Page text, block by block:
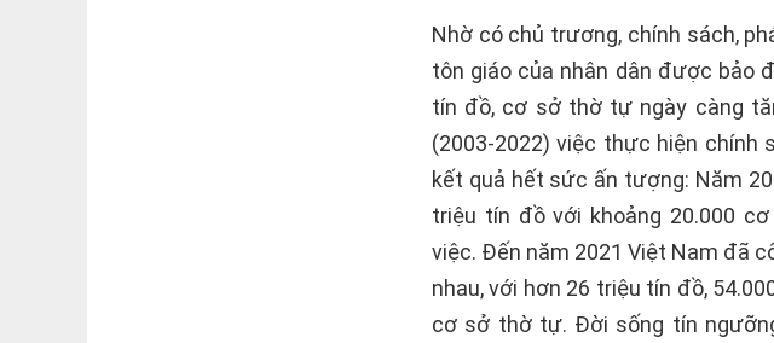
Nhờ có chủ trương, chính sách,
tôn giáo của nhân dân được bảo
tín đồ, cơ sở thờ tự ngày càng
(2003-2022) việc thực hiện chính
kết quả hết sức ấn tượng: Năm
triệu tín đồ với khoảng 20.000
việc. Ðến năm 2021 Việt Nam đã
nhau, với hơn 26 triệu tín đồ,
cơ sở thờ tự. Ðời sống tín